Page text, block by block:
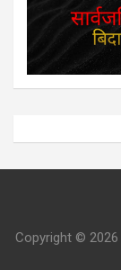
Copyright © 2026